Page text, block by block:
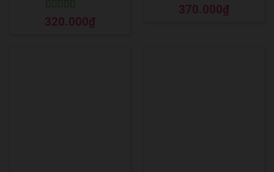
Được xếp
hạng55 sao
320.000₫
Được xếp
hạng55 sao
370.000₫